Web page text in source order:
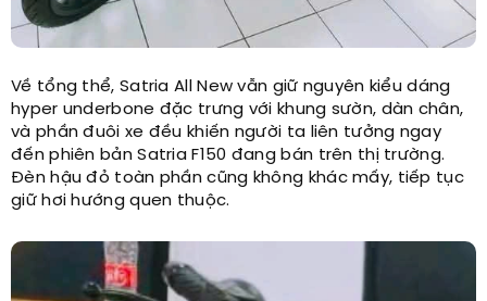
Về tổng thể, Satria All New vẫn giữ nguyên kiểu dáng
hyper underbone đặc trưng với khung sườn, dàn chân,
và phần đuôi xe đều khiến người ta liên tưởng ngay
đến phiên bản Satria F150 đang bán trên thị trường.
Đèn hậu đỏ toàn phần cũng không khác mấy, tiếp tục
giữ hơi hướng quen thuộc.